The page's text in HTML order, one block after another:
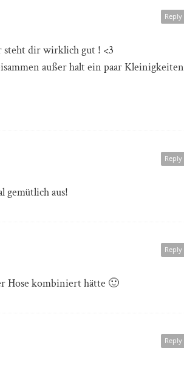
Reply
steht dir wirklich gut ! <3
außer halt ein paar Kleinigkeiten
Reply
gemütlich aus!
Reply
Hose kombiniert hätte 🙂
Reply